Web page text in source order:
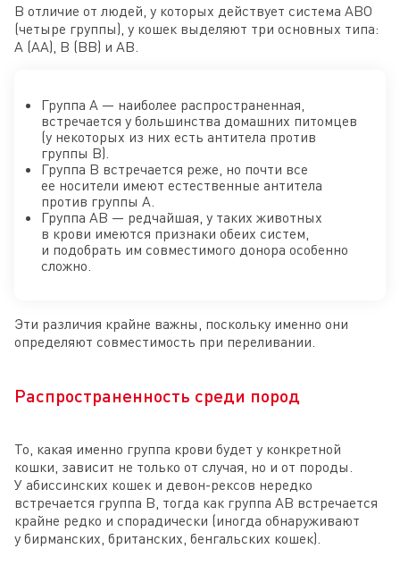
В отличие от людей, у которых действует система ABO
(четыре группы), у кошек выделяют три основных типа:
A (АА), B (ВВ) и AB.
Группа A — наиболее распространенная,
встречается у большинства домашних питомцев
(у некоторых из них есть антитела против
группы В).
Группа B встречается реже, но почти все
ее носители имеют естественные антитела
против группы A.
Группа AB — редчайшая, у таких животных
в крови имеются признаки обеих систем,
и подобрать им совместимого донора особенно
сложно.
Эти различия крайне важны, поскольку именно они
определяют совместимость при переливании.
Распространенность среди пород
То, какая именно группа крови будет у конкретной
кошки, зависит не только от случая, но и от породы.
У абиссинских кошек и девон-рексов нередко
встречается группа B, тогда как группа AB встречается
крайне редко и спорадически (иногда обнаруживают
у бирманских, британских, бенгальских кошек).